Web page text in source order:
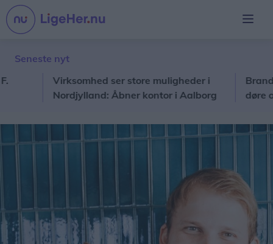
Seneste nyt
Virksomhed ser store muligheder i
Nordjylland: Åbner kontor i Aalborg
Brand i
døre og